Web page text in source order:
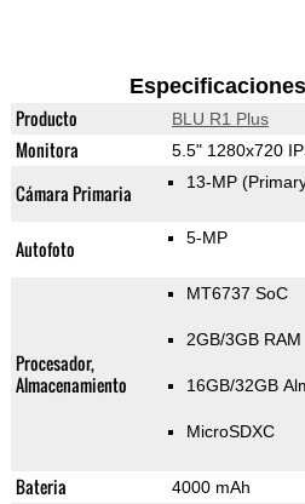
Producto BLU R1 Plus
Monitora 5.5" 1280x720
Cámara Primaria 13-MP
Autofoto 5-MP
Procesador,
Almacenamiento
MT6737 SoC
2GB/3GB RAM
16GB/32GB
MicroSDXC
Bateria 4000 mAh